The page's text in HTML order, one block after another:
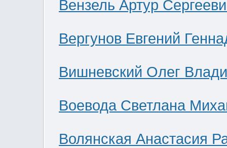
Вензель Артур
Вергунов Евгений
Вишневский Олег
Воевода Светлана
Волянская Анастасия